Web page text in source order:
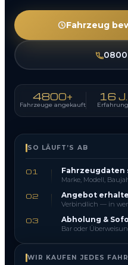
Fahrzeug
0800
4800+
Fahrzeuge angekauft
16 J.
Erfahrung
SO LÄUFT’S AB
01 Fahrzeugdaten
Marke, Modell,
02 Angebot
Verbindlich — in
03 Abholung &
Bar oder
WIR KAUFEN JEDES